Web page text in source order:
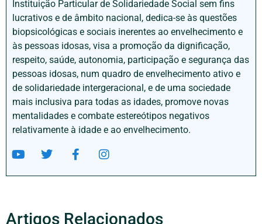
Instituição Particular de Solidariedade Social sem fins
lucrativos e de âmbito nacional, dedica-se às questões
biopsicológicas e sociais inerentes ao envelhecimento e
às pessoas idosas, visa a promoção da dignificação,
respeito, saúde, autonomia, participação e segurança das
pessoas idosas, num quadro de envelhecimento ativo e
de solidariedade intergeracional, e de uma sociedade
mais inclusiva para todas as idades, promove novas
mentalidades e combate estereótipos negativos
relativamente à idade e ao envelhecimento.
Artigos Relacionados